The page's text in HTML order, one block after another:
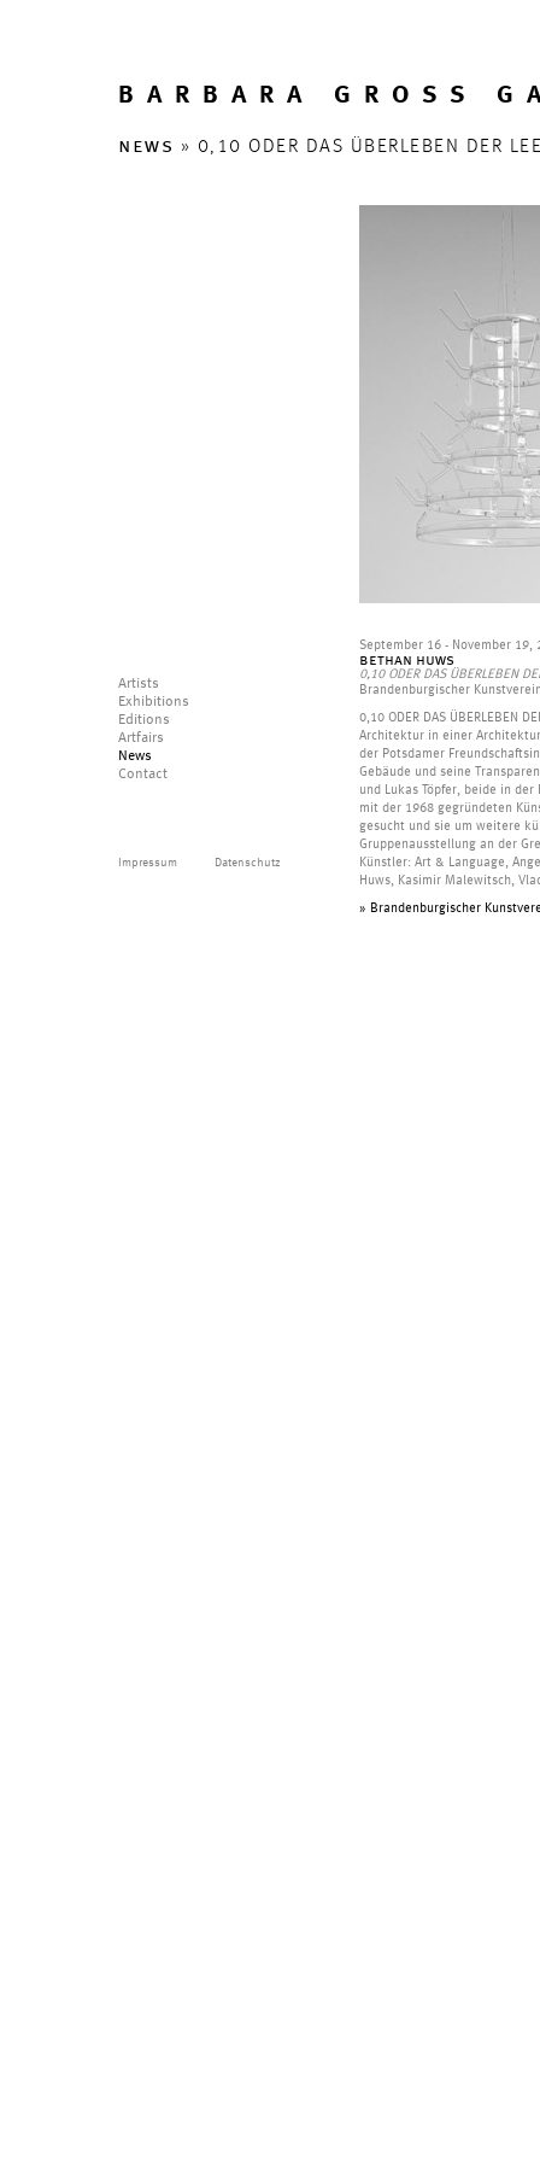
BARBARA GROSS
news » 0,10 ODER DAS ÜBERLEBEN DER
September 16 - November 19,
bethan huws
0,10 ODER DAS ÜBERLEBEN
Brandenburgischer
0,10 ODER DAS ÜBERLEBEN
Architektur in einer
der Potsdamer
Gebäude und seine
und Lukas Töpfer, beide in
mit der 1968 gegründeten
gesucht und sie um weitere
Gruppenausstellung an der
Künstler: Art & Language,
Huws, Kasimir Malewitsch,
» Brandenburgischer
Artists
Exhibitions
Editions
Artfairs
News
Contact
Impressum Datenschutz